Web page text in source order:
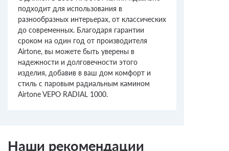
подходит для использования в
разнообразных интерьерах, от классических
до современных. Благодаря гарантии
сроком на один год от производителя
Airtone, вы можете быть уверены в
надежности и долговечности этого
изделия, добавив в ваш дом комфорт и
стиль с паровым радиальным камином
Airtone VEPO RADIAL 1000.
Наши рекомендации